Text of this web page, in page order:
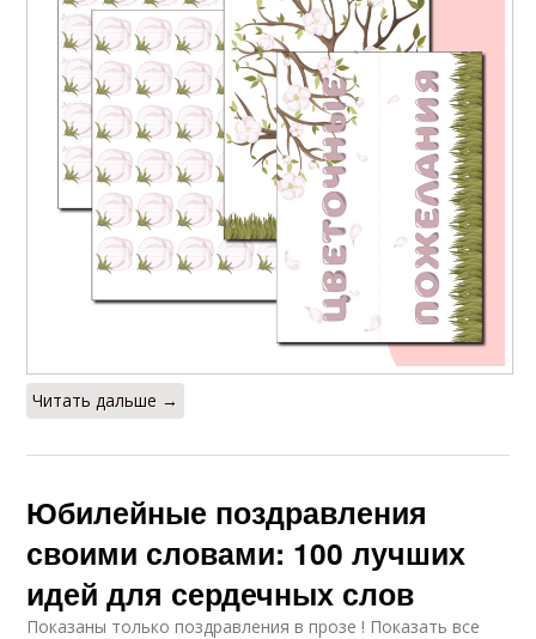
Читать дальше →
Юбилейные поздравления
своими словами: 100 лучших
идей для сердечных слов
Показаны только поздравления в прозе ! Показать все